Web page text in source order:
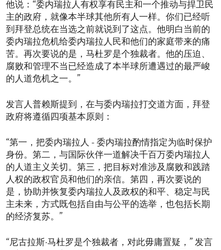
他说：“委内瑞拉人有权享有民主和一个推动与捍卫民
主的政府，就像本半球其他所有人一样。你们已经听
到拜登总统在当选之前就说到了这点。他明白当前的
委内瑞拉危机给委内瑞拉人民和他们的家庭带来的痛
苦。再次要说的是，马杜罗是个独裁者。他的压迫、
腐败和管理不当已经造成了本半球所遭遇过的最严峻
的人道危机之一。”
发言人普赖斯提到，在与委内瑞拉打交道方面，拜登
政府将遵循四项基本原则：
“第一，把委内瑞拉人 - 委内瑞拉酌情指定为临时保护
身份。第二，与国际伙伴一道解决千百万委内瑞拉人
的人道主义关切。第三，把目标对准涉及腐败和践踏
人权的政权官员和他们的亲信。第四，再次要说的
是，协助并恢复委内瑞拉人及政权的和平、稳定与民
主未来，方式既包括自由与公平的选举，也包括长期
的经济复苏。”
“尼古拉斯·马杜罗是个独裁者，对此毋庸置疑，” 发言